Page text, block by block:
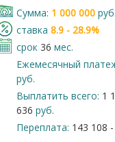
Cумма: 1 000 000руб.
cтавка 8.9 - 28.9%
срок 36 мес.
Ежемесячный
руб.
Выплатить всего: 1
636 руб.
Переплата: 143 108